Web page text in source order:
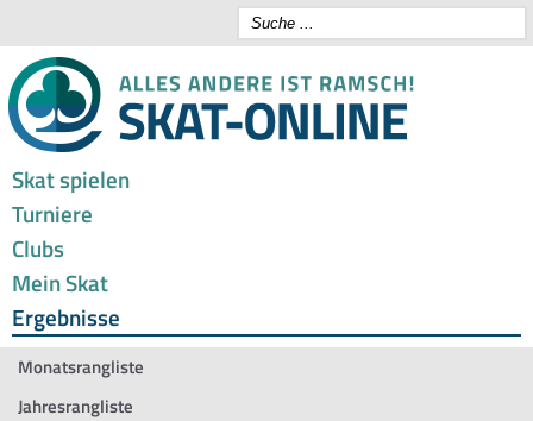
Skat spielen
Turniere
Clubs
Mein Skat
Ergebnisse
Monatsrangliste
Jahresrangliste